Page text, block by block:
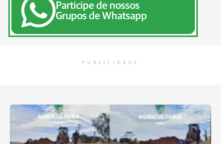
Participe de nossos
Grupos de Whatsapp
PUBLICIDADE